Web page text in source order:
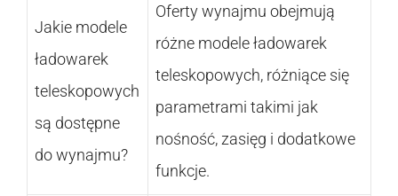
Jakie modele
ładowarek
teleskopowych
są dostępne
do wynajmu?
Oferty wynajmu obejmują
różne modele ładowarek
teleskopowych, różniące się
parametrami takimi jak
nośność, zasięg i dodatkowe
funkcje.